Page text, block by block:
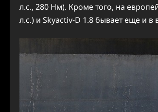
л.с., 280 Нм). Кроме того, на
л.с.) и Skyactiv-D 1.8 бывает еще и в